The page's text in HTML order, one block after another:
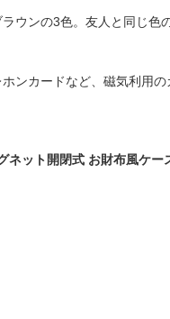
ウンの3色。友人と同じ
ンカードなど、磁気利用の
ネット開閉式 お財布風ケー